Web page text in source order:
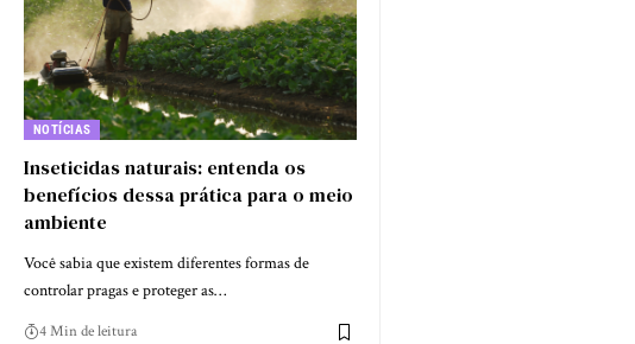
NOTÍCIAS
Inseticidas naturais: entenda os
benefícios dessa prática para o meio
ambiente
Você sabia que existem diferentes formas de
controlar pragas e proteger as…
4 Min de leitura